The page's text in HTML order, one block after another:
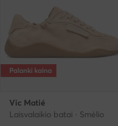
Palanki kaina
Vic Matié
Laisvalaikio batai · Smėlio